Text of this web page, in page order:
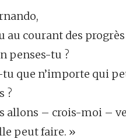
au courant des
penses-tu ?
tu que n’importe qui
?
allons – crois-moi –
peut faire. »